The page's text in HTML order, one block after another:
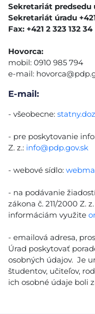
Sekretariát predsedu
Sekretariát úradu
Fax: +421 2 323 132 34
Hovorca:
mobil: 0910 985 794
e-mail:
E-mail:
- všeobecne:
- pre poskytovanie
Z. z.: info@pdp.gov.sk
- webové sídlo:
- na podávanie
zákona č. 211/2000 Z.
informáciám využite
- emailová adresa,
Úrad poskytovať
osobných údajov. Je
študentov, učiteľov,
ich osobné údaje boli